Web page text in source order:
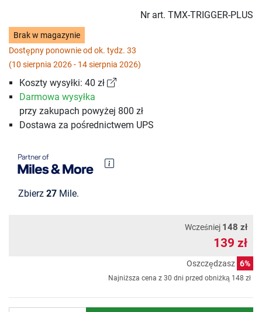
Nr art. TMX-TRIGGER-PLUS
Brak w magazynie
Dostępny ponownie od ok. tydz. 33
(10 sierpnia 2026 - 14 sierpnia 2026)
Koszty wysyłki: 40 zł
Darmowa wysyłka
przy zakupach powyżej 800 zł
Dostawa za pośrednictwem UPS
Zbierz 27 Mile.
Wcześniej 148 zł
139 zł
Oszczędzasz 6%
Najniższa cena z 30 dni przed obniżką 148 zł